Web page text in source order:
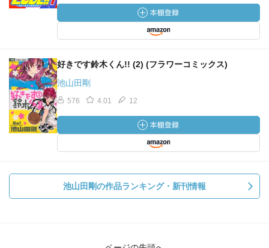
好きです鈴木くん!! (2) (フラワーコミックス)
池山田剛
576 4.01 12
池山田剛の作品ランキング・新刊情報